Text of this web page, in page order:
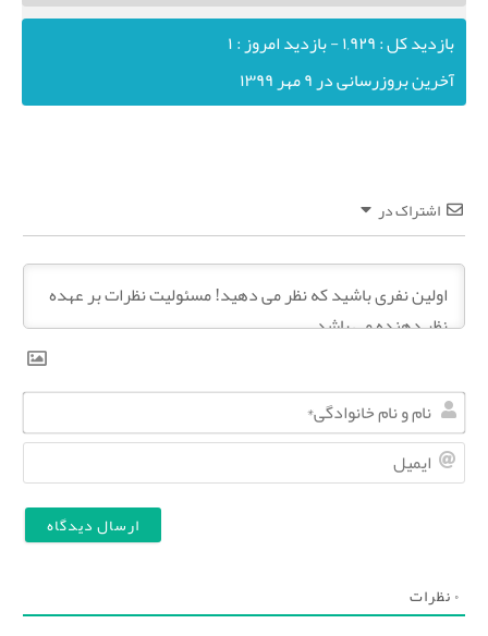
بازدید کل : ۱,۹۲۹ - بازدید امروز : ۱
آخرین بروزرسانی در ۹ مهر ۱۳۹۹
اشتراک در
ا
م
م
ی
۰نظرات